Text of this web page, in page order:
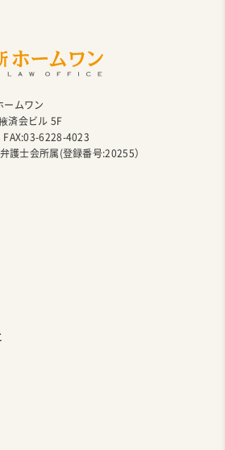
ムワン
済会ビル 5F
6228-4023
護士会所属(登録番号:20255）